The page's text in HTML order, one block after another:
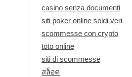
casino senza documenti
siti poker online soldi veri
scommesse con crypto
toto online
siti di scommesse
สล็อต